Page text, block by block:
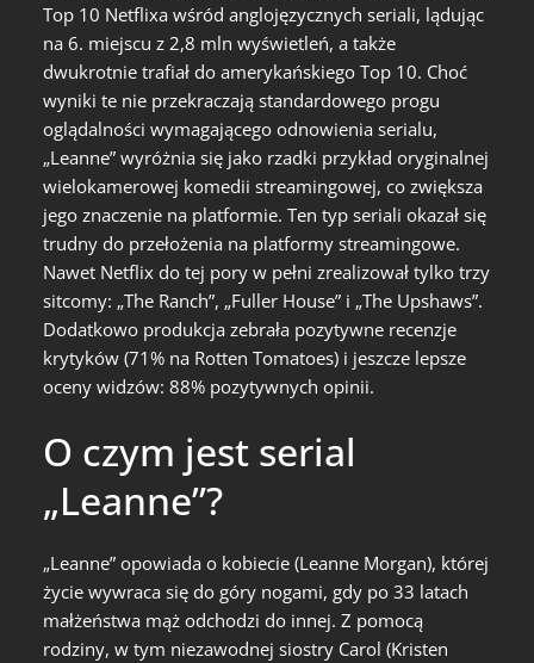
Top 10 Netflixa wśród anglojęzycznych seriali, lądując
na 6. miejscu z 2,8 mln wyświetleń, a także
dwukrotnie trafiał do amerykańskiego Top 10. Choć
wyniki te nie przekraczają standardowego progu
oglądalności wymagającego odnowienia serialu,
„Leanne” wyróżnia się jako rzadki przykład oryginalnej
wielokamerowej komedii streamingowej, co zwiększa
jego znaczenie na platformie. Ten typ seriali okazał się
trudny do przełożenia na platformy streamingowe.
Nawet Netflix do tej pory w pełni zrealizował tylko trzy
sitcomy: „The Ranch”, „Fuller House” i „The Upshaws”.
Dodatkowo produkcja zebrała pozytywne recenzje
krytyków (71% na Rotten Tomatoes) i jeszcze lepsze
oceny widzów: 88% pozytywnych opinii.
O czym jest serial
„Leanne”?
„Leanne” opowiada o kobiecie (Leanne Morgan), której
życie wywraca się do góry nogami, gdy po 33 latach
małżeństwa mąż odchodzi do innej. Z pomocą
rodziny, w tym niezawodnej siostry Carol (Kristen